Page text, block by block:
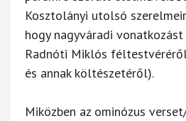
Kosztolányi utolsó
hogy nagyváradi
Radnóti Miklós
és annak költészetéről).
Miközben az ominózus